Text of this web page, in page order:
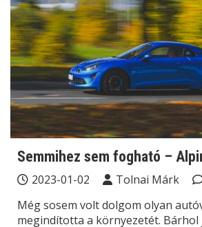
Semmihez sem fogható –
2023-01-02 Tolnai Márk
Még sosem volt dolgom olyan
megindította a környezetét. Bárhol